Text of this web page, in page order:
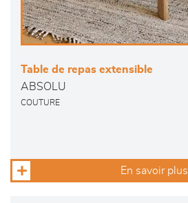
Table de repas extensible
ABSOLU
COUTURE
En savoir plus